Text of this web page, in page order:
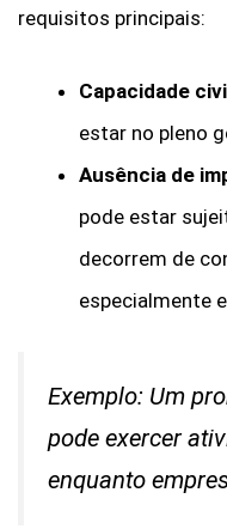
requisitos principais:
Capacidade
estar no pleno
Ausência de
pode estar
decorrem de
especialmente
Exemplo: Um
pode exercer
enquanto